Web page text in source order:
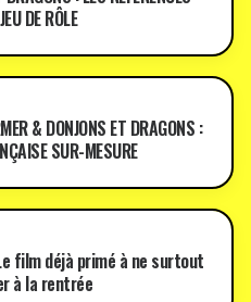
DE RÔLE
& DONJONS ET DRAGONS :
SUR-MESURE
film déjà primé à ne surtout
à la rentrée